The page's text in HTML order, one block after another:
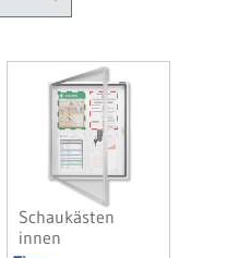
Schaukästen
innen